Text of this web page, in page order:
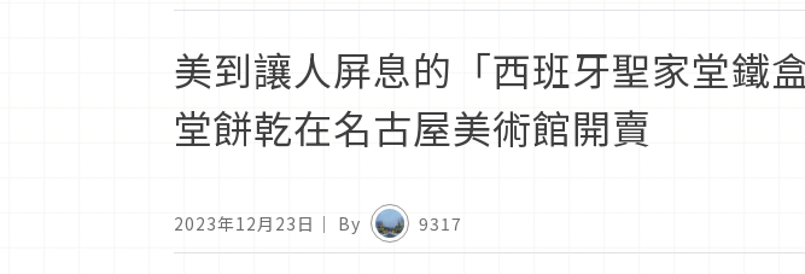
美到讓人屏息的「西班牙聖家堂
堂餅乾在名古屋美術館開賣
2023年12月23日 ｜ By 9317